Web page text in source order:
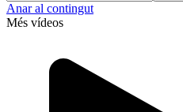
Anar al contingut
Més vídeos